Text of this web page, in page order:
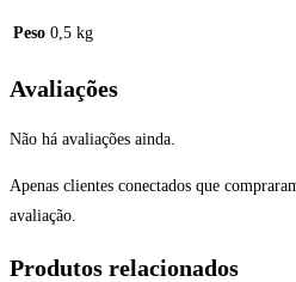
Peso 0,5 kg
Avaliações
Não há avaliações ainda.
Apenas clientes conectados que
avaliação.
Produtos relacionados